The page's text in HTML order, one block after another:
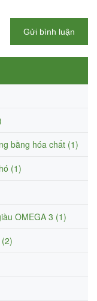
Gửi bình luận
bằng hóa chất (1)
(1)
OMEGA 3 (1)